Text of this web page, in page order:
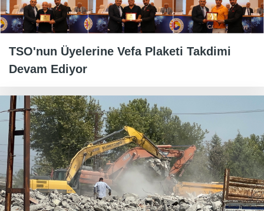
TSO'nun Üyelerine Vefa Plaketi Takdimi
Devam Ediyor